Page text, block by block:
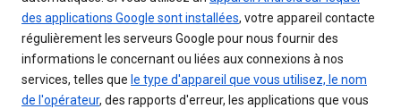
des applications Google sont installées, votre appareil contacte
régulièrement les serveurs Google pour nous fournir des
informations le concernant ou liées aux connexions à nos
services, telles que le type d'appareil que vous utilisez, le nom
de l'opérateur, des rapports d'erreur, les applications que vous